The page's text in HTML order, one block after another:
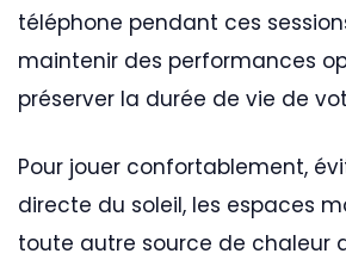
téléphone pendant ces
maintenir des performances
préserver la durée de vie de
Pour jouer confortablement,
directe du soleil, les espaces
toute autre source de chaleur